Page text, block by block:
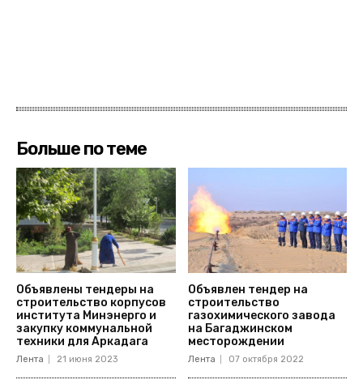
Больше по теме
Объявлены тендеры на
строительство корпусов
института Минэнерго и
закупку коммунальной
техники для Аркадага
Лента 21 июня 2023
Объявлен тендер на
строительство
газохимического завода
на Багаджинском
месторождении
Лента 07 октября 2022